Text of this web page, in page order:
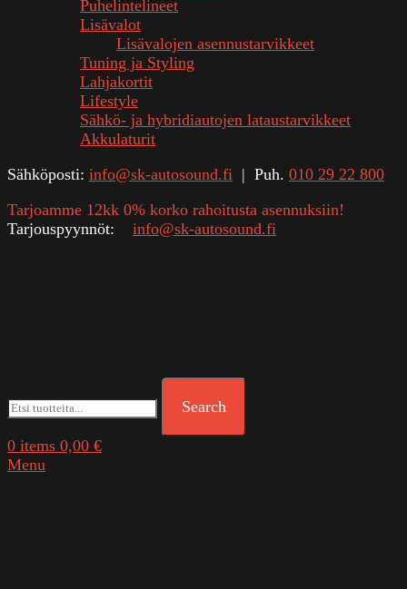
Puhelintelineet
Lisävalot
Lisävalojen asennustarvikkeet
Tuning ja Styling
Lahjakortit
Lifestyle
Sähkö- ja hybridiautojen lataustarvikkeet
Akkulaturit
Sähköposti: info@sk-autosound.fi | Puh. 010 29 22 800
Tarjoamme 12kk 0% korko rahoitusta asennuksiin!
Tarjouspyynnöt:
info@sk-autosound.fi
Search
0 items 0,00 €
Menu